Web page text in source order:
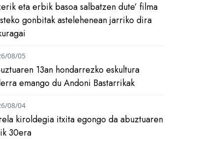
eta erbik basoa salbatzen dute’ filma
gonbitak astelehenean jarriko dira
13an hondarrezko eskultura
emango du Andoni Bastarrikak
08/05
kiroldegia itxita egongo da abuztuaren
30era
08/04